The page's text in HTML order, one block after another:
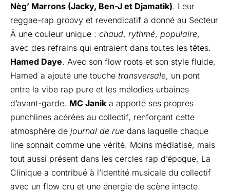
Nèg’ Marrons (Jacky, Ben-J et Djamatik). Leur
reggae-rap groovy et revendicatif a donné au Secteur
Ä une couleur unique : chaud, rythmé, populaire,
avec des refrains qui entraient dans toutes les têtes.
Hamed Daye. Avec son flow roots et son style fluide,
Hamed a ajouté une touche transversale, un pont
entre la vibe rap pure et les mélodies urbaines
d’avant-garde. MC Janik a apporté ses propres
punchlines acérées au collectif, renforçant cette
atmosphère de journal de rue dans laquelle chaque
line sonnait comme une vérité. Moins médiatisé, mais
tout aussi présent dans les cercles rap d’époque, La
Clinique a contribué à l’identité musicale du collectif
avec un flow cru et une énergie de scène intacte.